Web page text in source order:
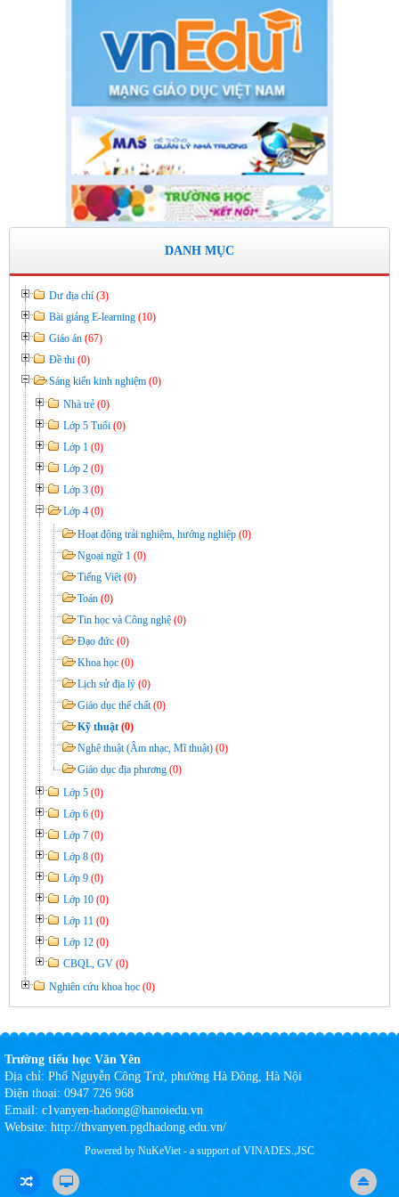
Thời gian đăng: 11/06/2020
lượt xem: 8577 | lượt tải:2798
Số: 03 /KH-THVY ngày 17/9�
KẾ HOẠCH CÔNG TÁC KIỂM TRA NỘI BỘ NĂM HỌC
2019– 2020
Thời gian đăng: 11/06/2020
lượt xem: 11755 | lượt tải:671
Số: 15 /QĐ-THVY ngày 10/9&#
QUYẾT ĐỊNH Về việc ban hành thực hiện Quy chế dân chủ
trong hoạt động của nhà trường
Thời gian đăng: 11/06/2020
lượt xem: 3475 | lượt tải:646
DANH MỤC
Dư địa chí (3)
Bài giảng E-learning (10)
Giáo án (67)
Đề thi (0)
Sáng kiến kinh nghiệm (0)
Nhà trẻ (0)
Lớp 5 Tuổi (0)
Lớp 1 (0)
Lớp 2 (0)
Lớp 3 (0)
Lớp 4 (0)
Hoạt động trải nghiệm, hướng nghiệp (0)
Ngoại ngữ 1 (0)
Tiếng Việt (0)
Toán (0)
Tin học và Công nghệ (0)
Đạo đức (0)
Khoa học (0)
Lịch sử địa lý (0)
Giáo dục thể chất (0)
Kỹ thuật (0)
Nghệ thuật (Âm nhạc, Mĩ thuật) (0)
Giáo dục địa phương (0)
Lớp 5 (0)
Lớp 6 (0)
Lớp 7 (0)
Lớp 8 (0)
Lớp 9 (0)
Lớp 10 (0)
Lớp 11 (0)
Lớp 12 (0)
CBQL, GV (0)
Nghiên cứu khoa học (0)
Trường tiểu học Văn Yên
Địa chỉ: Phố Nguyễn Công Trứ, phường Hà Đông, Hà Nội
Điện thoại: 0947 726 968
Email: c1vanyen-hadong@hanoiedu.vn
Website: http://thvanyen.pgdhadong.edu.vn/
Powered by NuKeViet - a support of VINADES.,JSC